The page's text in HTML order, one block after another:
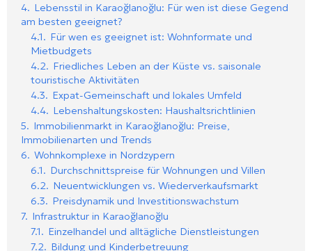
4. Lebensstil in Karaoğlanoğlu: Für wen ist diese Gegend
am besten geeignet?
4.1. Für wen es geeignet ist: Wohnformate und
Mietbudgets
4.2. Friedliches Leben an der Küste vs. saisonale
touristische Aktivitäten
4.3. Expat-Gemeinschaft und lokales Umfeld
4.4. Lebenshaltungskosten: Haushaltsrichtlinien
5. Immobilienmarkt in Karaoğlanoğlu: Preise,
Immobilienarten und Trends
6. Wohnkomplexe in Nordzypern
6.1. Durchschnittspreise für Wohnungen und Villen
6.2. Neuentwicklungen vs. Wiederverkaufsmarkt
6.3. Preisdynamik und Investitionswachstum
7. Infrastruktur in Karaoğlanoğlu
7.1. Einzelhandel und alltägliche Dienstleistungen
7.2. Bildung und Kinderbetreuung